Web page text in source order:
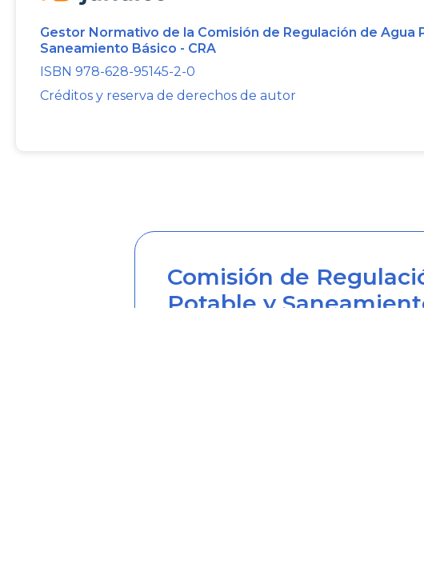
Gestor Normativo de la Comisión de Regulación de Agua
Saneamiento Básico - CRA
ISBN 978-628-95145-2-0
Créditos y reserva de derechos de autor
Comisión de
Potable y